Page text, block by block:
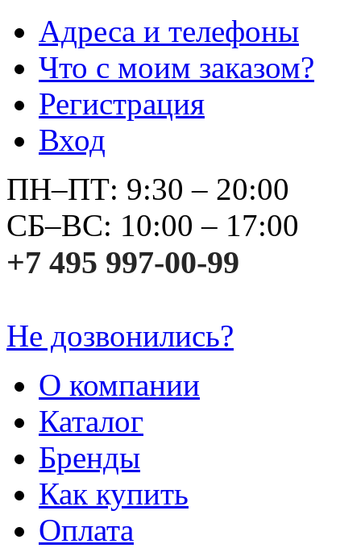
Адреса и телефоны
Что с моим заказом?
Регистрация
Вход
ПН–ПТ: 9:30 – 20:00
СБ–ВС: 10:00 – 17:00
+7 495 997-00-99
Не дозвонились?
О компании
Каталог
Бренды
Как купить
Оплата